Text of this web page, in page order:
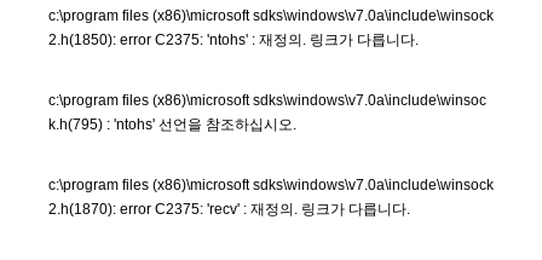
c:\program files (x86)\microsoft sdks\windows\v7.0a\include\winsock
2.h(1850): error C2375: 'ntohs' : 재정의. 링크가 다릅니다.
c:\program files (x86)\microsoft sdks\windows\v7.0a\include\winsoc
k.h(795) : 'ntohs' 선언을 참조하십시오.
c:\program files (x86)\microsoft sdks\windows\v7.0a\include\winsock
2.h(1870): error C2375: 'recv' : 재정의. 링크가 다릅니다.